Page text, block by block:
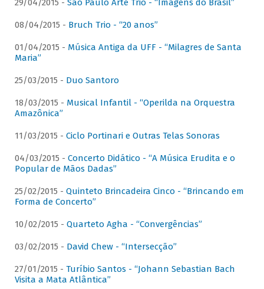
29/04/2015 - São Paulo Arte Trio - “Imagens do Brasil”
08/04/2015 - Bruch Trio - “20 anos”
01/04/2015 - Música Antiga da UFF - “Milagres de Santa
Maria”
25/03/2015 - Duo Santoro
18/03/2015 - Musical Infantil - “Operilda na Orquestra
Amazônica”
11/03/2015 - Ciclo Portinari e Outras Telas Sonoras
04/03/2015 - Concerto Didático - “A Música Erudita e o
Popular de Mãos Dadas”
25/02/2015 - Quinteto Brincadeira Cinco - “Brincando em
Forma de Concerto”
10/02/2015 - Quarteto Agha - “Convergências”
03/02/2015 - David Chew - “Intersecção”
27/01/2015 - Turíbio Santos - “Johann Sebastian Bach
Visita a Mata Atlântica”